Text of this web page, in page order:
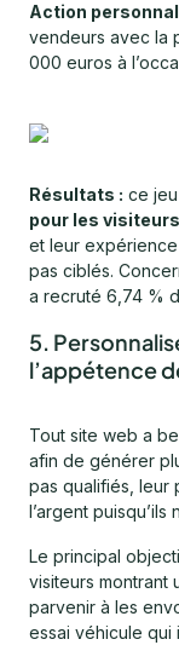
Action
vendeurs avec la
000 euros à
Résultats : ce
pour les
et leur
pas ciblés.
a recruté 6,74 %
5.
l’appétence
Tout site web a
afin de générer
pas qualifiés,
l’argent
Le principal
visiteurs montrant
parvenir à les
essai véhicule qui